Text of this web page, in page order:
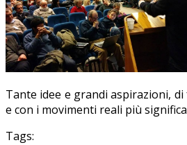
Tante idee e grandi aspirazioni,
e con i movimenti reali più
Tags: